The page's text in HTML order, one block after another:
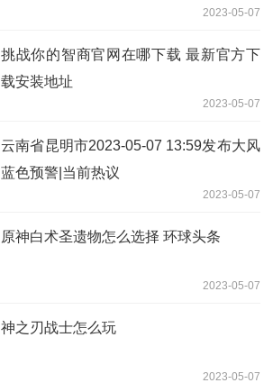
2023-05-07
挑战你的智商官网在哪下载 最新官方下
载安装地址
2023-05-07
云南省昆明市2023-05-07 13:59发布大风
蓝色预警|当前热议
2023-05-07
原神白术圣遗物怎么选择 环球头条
2023-05-07
神之刃战士怎么玩
2023-05-07